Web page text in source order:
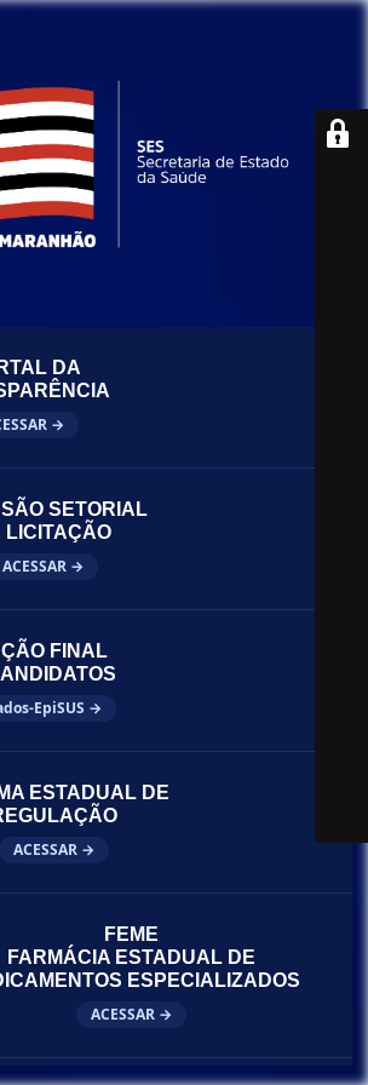
DA
→
SETORIAL
LICITAÇÃO
ACESSAR →
FINAL
EpiSUS →
ESTADUAL DE
ACESSAR →
FEME
FARMÁCIA ESTADUAL DE
ESPECIALIZADOS
ACESSAR →